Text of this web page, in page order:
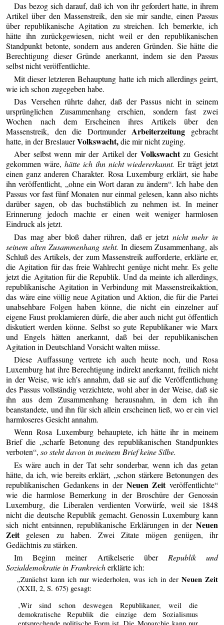
Das bezog sich darauf, daß ich von ihr gefordert hatte, in ihrem
Artikel über den Massenstreik, den sie mir sandte, einen Passus
über republikanische Agitation zu streichen. Ich bemerkte, ich
hätte ihn zurückgewiesen, nicht weil er den republikanischen
Standpunkt betonte, sondern aus anderen Gründen. Sie hätte die
Berechtigung dieser Gründe anerkannt, indem sie den Passus
selbst nicht veröffentlichte.
Mit dieser letzteren Behauptung hatte ich mich allerdings geirrt,
wie ich schon zugegeben habe.
Das Versehen rührte daher, daß der Passus nicht in seinem
ursprünglichen Zusammenhang erschien, sondern fast zwei
Wochen nach dem Erscheinen ihres Artikels über den
Massenstreik, den die Dortmunder Arbeiterzeitung gebracht
hatte, in der BreslauerVolkswacht,die mir nicht zuging.
Aber selbst wenn mir der Artikel der Volkswachtzu Gesicht
gekommen wäre,hätte ich ihn nicht wiedererkannt. Er trägt jetzt
einen ganz anderen Charakter. Rosa Luxemburg erklärt, sie habe
ihn veröffentlicht, „ohne ein Wort daran zu ändern“. Ich habe den
Passus vor fast fünf Monaten nur einmal gelesen, kann also nichts
darüber sagen, ob das buchstäblich zu nehmen ist. In meiner
Erinnerung jedoch machte er einen weit weniger harmlosen
Eindruck als jetzt.
Das mag aber bloß daher rühren, daß er jetzt nicht mehr in
seinem alten Zusammenhang steht. In diesem Zusammenhang, als
Schluß des Artikels, der zum Massenstreik aufforderte, erklärte er,
die Agitation für das freie Wahlrecht genüge nicht mehr. Es gelte
jetzt die Agitation für die Republik. Und da meinte ich allerdings,
republikanische Agitation in Verbindung mit Massenstreikaktion,
das wäre eine völlig neue Agitation und Aktion, die für die Partei
unabsehbare Folgen haben könne, die nicht ein einzelner auf
eigene Faust proklamieren dürfe, die aber auch nicht gut öffentlich
diskutiert werden könne. Selbst so gute Republikaner wie Marx
und Engels hätten anerkannt, daß bei der republikanischen
Agitation in Deutschland Vorsicht walten müsse.
Diese Auffassung vertrete ich auch heute noch, und Rosa
Luxemburg hat ihre Berechtigung indirekt anerkannt, freilich nicht
in der Weise, wie ich’s annahm, daß sie auf die Veröffentlichung
des Passus vollständig verzichtete, wohl aber in der Weise, daß sie
ihn aus dem Zusammenhang herausnahm, in dem ich ihn
beanstandete, und ihn für sich allein erscheinen ließ, wo er ein viel
harmloseres Gesicht annahm.
Wenn Rosa Luxemburg behauptete, ich hätte ihr in meinem
Brief die „scharfe Betonung des republikanischen Standpunktes
verboten“,so steht davon in meinem Brief keine Silbe.
Es wäre auch in der Tat sehr sonderbar, wenn ich das getan
hätte, da ich, wie bereits erklärt, „schon stärkere Betonungen des
republikanischen Gedankens in der Neuen Zeitveröffentlichte“
wie die harmlose Bemerkung in der Broschüre der Genossin
Luxemburg, die Liberalen verdienten Vorwürfe, weil sie 1848
nicht die deutsche Republik gemacht. Genossin Luxemburg kann
sich nicht entsinnen, republikanische Erklärungen in der Neuen
Zeitgelesen zu haben. Zwei Zitate mögen genügen, ihr
Gedächtnis zu stärken.
Im Beginn meiner Artikelserie über Republik und
Sozialdemokratie in Frankreicherklärte ich:
„Zunächst kann ich nur wiederholen, was ich in der Neuen Zeit
(XXII, 2, S. 675) gesagt:
‚Wir sind schon deswegen Republikaner, weil die
demokratische Republik die einzige dem Sozialismus